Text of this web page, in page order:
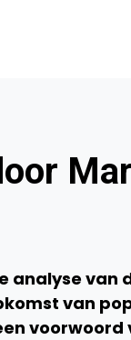
analyse van
van
voorwoord